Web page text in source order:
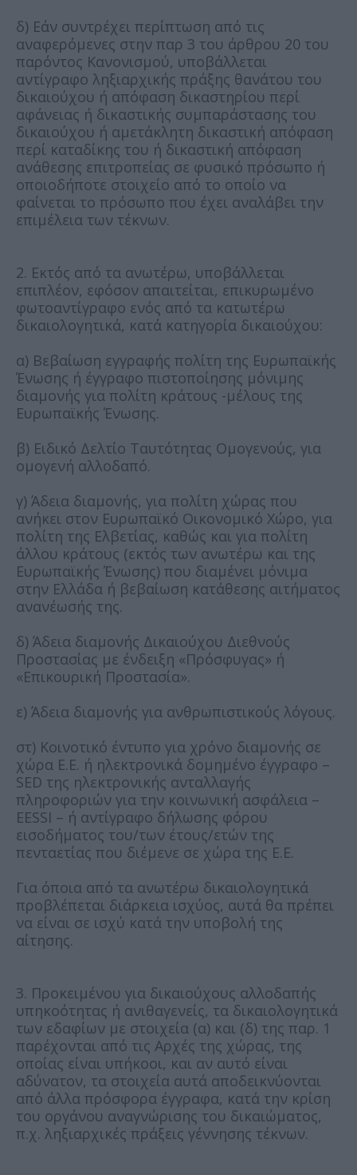
δ) Εάν συντρέχει περίπτωση από τις
αναφερόμενες στην παρ 3 του άρθρου 20 του
παρόντος Κανονισμού, υποβάλλεται
αντίγραφο ληξιαρχικής πράξης θανάτου του
δικαιούχου ή απόφαση δικαστηρίου περί
αφάνειας ή δικαστικής συμπαράστασης του
δικαιούχου ή αμετάκλητη δικαστική απόφαση
περί καταδίκης του ή δικαστική απόφαση
ανάθεσης επιτροπείας σε φυσικό πρόσωπο ή
οποιοδήποτε στοιχείο από το οποίο να
φαίνεται το πρόσωπο που έχει αναλάβει την
επιμέλεια των τέκνων.
2. Εκτός από τα ανωτέρω, υποβάλλεται
επιπλέον, εφόσον απαιτείται, επικυρωμένο
φωτοαντίγραφο ενός από τα κατωτέρω
δικαιολογητικά, κατά κατηγορία δικαιούχου:
α) Βεβαίωση εγγραφής πολίτη της Ευρωπαϊκής
Ένωσης ή έγγραφο πιστοποίησης μόνιμης
διαμονής για πολίτη κράτους -μέλους της
Ευρωπαϊκής Ένωσης.
β) Ειδικό Δελτίο Ταυτότητας Ομογενούς, για
ομογενή αλλοδαπό.
γ) Άδεια διαμονής, για πολίτη χώρας που
ανήκει στον Ευρωπαϊκό Οικονομικό Χώρο, για
πολίτη της Ελβετίας, καθώς και για πολίτη
άλλου κράτους (εκτός των ανωτέρω και της
Ευρωπαϊκής Ένωσης) που διαμένει μόνιμα
στην Ελλάδα ή βεβαίωση κατάθεσης αιτήματος
ανανέωσής της.
δ) Άδεια διαμονής Δικαιούχου Διεθνούς
Προστασίας με ένδειξη «Πρόσφυγας» ή
«Επικουρική Προστασία».
ε) Άδεια διαμονής για ανθρωπιστικούς λόγους.
στ) Κοινοτικό έντυπο για χρόνο διαμονής σε
χώρα Ε.Ε. ή ηλεκτρονικά δομημένο έγγραφο –
SED της ηλεκτρονικής ανταλλαγής
πληροφοριών για την κοινωνική ασφάλεια –
EESSI – ή αντίγραφο δήλωσης φόρου
εισοδήματος του/των έτους/ετών της
πενταετίας που διέμενε σε χώρα της Ε.Ε.
Για όποια από τα ανωτέρω δικαιολογητικά
προβλέπεται διάρκεια ισχύος, αυτά θα πρέπει
να είναι σε ισχύ κατά την υποβολή της
αίτησης.
3. Προκειμένου για δικαιούχους αλλοδαπής
υπηκοότητας ή ανιθαγενείς, τα δικαιολογητικά
των εδαφίων με στοιχεία (α) και (δ) της παρ. 1
παρέχονται από τις Αρχές της χώρας, της
οποίας είναι υπήκοοι, και αν αυτό είναι
αδύνατον, τα στοιχεία αυτά αποδεικνύονται
από άλλα πρόσφορα έγγραφα, κατά την κρίση
του οργάνου αναγνώρισης του δικαιώματος,
π.χ. ληξιαρχικές πράξεις γέννησης τέκνων.